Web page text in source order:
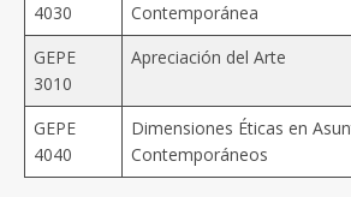
4030
Contemporánea
GEPE
3010
Apreciación del Arte
GEPE
4040
Dimensiones Éticas en
Contemporáneos